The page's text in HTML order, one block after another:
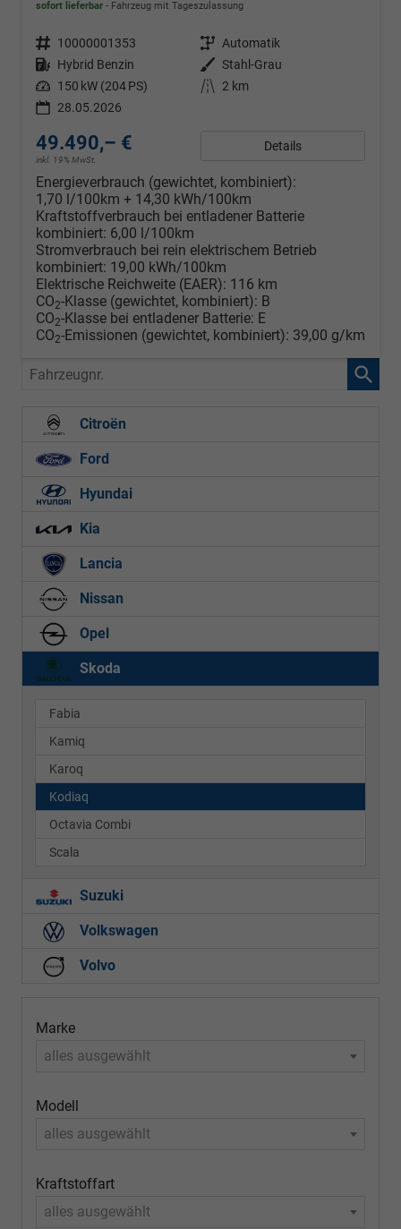
sofort lieferbar Fahrzeug mit Tageszulassung
Fahrzeugnr. 10000001353 Getriebe Automatik
Kraftstoff Hybrid Benzin Außenfarbe Stahl-Grau
Leistung 150 kW (204 PS) Kilometerstand
2 km
28.05.2026
49.490,– €
inkl. 19% MwSt.
Details
Energieverbrauch (gewichtet, kombiniert):
1,70 l/100km + 14,30 kWh/100km
Kraftstoffverbrauch bei entladener Batterie
kombiniert: 6,00 l/100km
Stromverbrauch bei rein elektrischem Betrieb
kombiniert: 19,00 kWh/100km
Elektrische Reichweite (EAER): 116 km
CO2-Klasse (gewichtet, kombiniert): B
CO2-Klasse bei entladener Batterie: E
CO2-Emissionen (gewichtet, kombiniert): 39,00 g/km
Fahrzeugnr.
Citroën
Ford
Hyundai
Kia
Lancia
Nissan
Opel
Skoda
Fabia
Kamiq
Karoq
Kodiaq
Octavia Combi
Scala
Suzuki
Volkswagen
Volvo
Marke
alles ausgewählt
Modell
alles ausgewählt
Kraftstoffart
alles ausgewählt